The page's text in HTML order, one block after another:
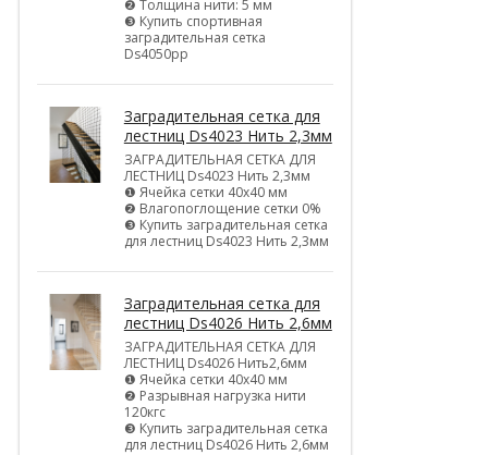
❷ Толщина нити: 5 мм
❸ Купить спортивная
заградительная сетка
Ds4050pp
Заградительная сетка для
лестниц Ds4023 Нить 2,3мм
ЗАГРАДИТЕЛЬНАЯ СЕТКА ДЛЯ
ЛЕСТНИЦ Ds4023 Нить 2,3мм
❶ Ячейка сетки 40х40 мм
❷ Влагопоглощение сетки 0%
❸ Купить заградительная сетка
для лестниц Ds4023 Нить 2,3мм
Заградительная сетка для
лестниц Ds4026 Нить 2,6мм
ЗАГРАДИТЕЛЬНАЯ СЕТКА ДЛЯ
ЛЕСТНИЦ Ds4026 Нить2,6мм
❶ Ячейка сетки 40х40 мм
❷ Разрывная нагрузка нити
120кгс
❸ Купить заградительная сетка
для лестниц Ds4026 Нить 2,6мм